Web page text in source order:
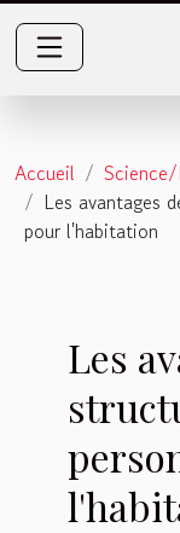
Accueil
Les avantages
pour l'habitation
Les